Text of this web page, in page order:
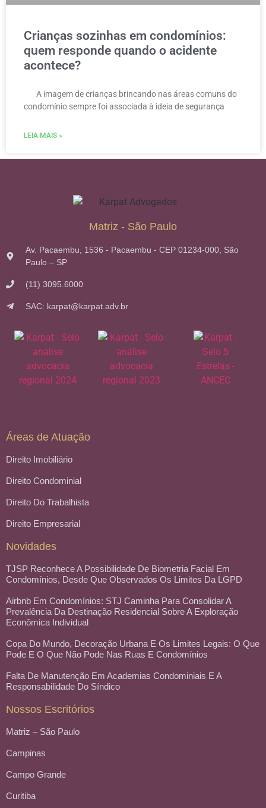
Crianças sozinhas em condomínios:
quem responde quando o acidente
acontece?
A imagem de crianças brincando nas áreas comuns do
condomínio sempre foi associada à ideia de segurança
LEIA MAIS »
Matriz - São Paulo
Av. Pacaembu, 1536 - Pacaembu - CEP 01234-000, São
Paulo – SP
(11) 3095.6000
SAC: karpat@karpat.adv.br
Áreas de Atuação
Direito Imobiliário
Direito Condominial
Direito Do Trabalhista
Direito Empresarial
Novidades
TJSP Reconhece A Possibilidade De Biometria Facial Em
Condomínios, Desde Que Observados Os Limites Da LGPD
Airbnb Em Condomínios: STJ Caminha Para Consolidar A
Prevalência Da Destinação Residencial Sobre A Exploração
Econômica Individual
Copa Do Mundo, Decoração Urbana E Os Limites Legais: O Que
Pode E O Que Não Pode Nas Ruas E Condomínios
Falta De Manutenção Em Academias Condominiais E A
Responsabilidade Do Síndico
Nossos Escritórios
Matriz – São Paulo
Campinas
Campo Grande
Curitiba